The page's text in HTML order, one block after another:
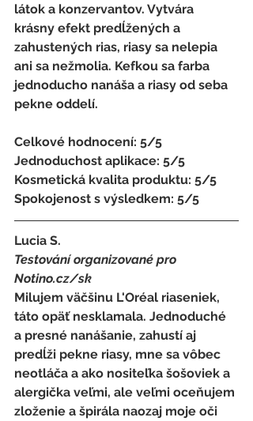
látok a konzervantov. Vytvára
krásny efekt predĺžených a
zahustených rias, riasy sa nelepia
ani sa nežmolia. Kefkou sa farba
jednoducho nanáša a riasy od seba
pekne oddelí.
Celkové hodnocení: 5/5
Jednoduchost aplikace: 5/5
Kosmetická kvalita produktu: 5/5
Spokojenost s výsledkem: 5/5
Lucia S.
Testování organizované pro
Notino.cz/sk
Milujem väčšinu L'Oréal riaseniek,
táto opäť nesklamala. Jednoduché
a presné nanášanie, zahustí aj
predĺži pekne riasy, mne sa vôbec
neotláča a ako nositeľka šošoviek a
alergička veľmi, ale veľmi oceňujem
zloženie a špirála naozaj moje oči